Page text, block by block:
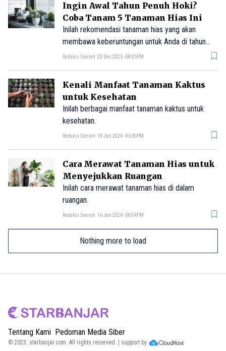
Ingin Awal Tahun Penuh Hoki?
Coba Tanam 5 Tanaman Hias Ini
Inilah rekomendasi tanaman hias yang akan
membawa keberuntungan untuk Anda di tahun
2026.
Redaksi Daerah 23 Dec 2025 - 08:05PM
Kenali Manfaat Tanaman Kaktus
untuk Kesehatan
Inilah berbagai manfaat tanaman kaktus untuk
kesehatan.
Redaksi Daerah 18 Jan 2024 - 06:30PM
Cara Merawat Tanaman Hias untuk
Menyejukkan Ruangan
Inilah cara merawat tanaman hias di dalam
ruangan.
Redaksi Daerah 16 Jan 2024 - 08:04PM
Nothing more to load
Tentang Kami Pedoman Media Siber
© 2023. starbanjar.com. All rights reserved. | support by